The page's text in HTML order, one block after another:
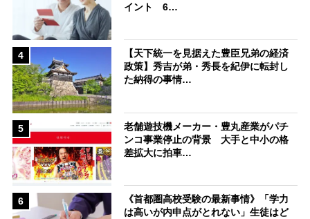
イント 6…
4
【天下統一を見据えた豊臣兄弟の経済
政策】秀吉が弟・秀長を紀伊に転封し
た納得の事情…
5
老舗遊技機メーカー・豊丸産業がパチ
ンコ事業停止の背景 大手と中小の格
差拡大に拍車…
6
《首都圏高校受験の最新事情》「学力
は高いが内申点がとれない」生徒はど